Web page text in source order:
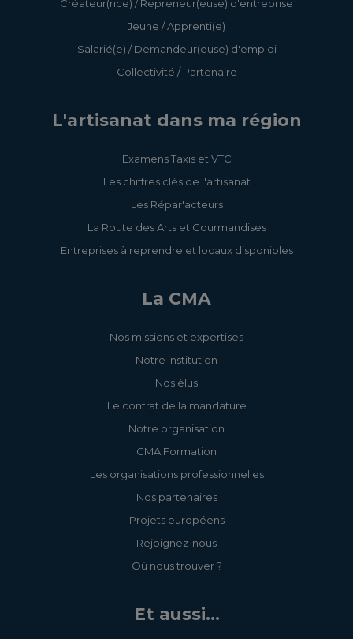
Créateur(rice) / Repreneur(euse) d'entreprise
Jeune / Apprenti(e)
Salarié(e) / Demandeur(euse) d'emploi
Collectivité / Partenaire
L'artisanat dans ma région
Examens Taxis et VTC
Les chiffres clés de l'artisanat
Les Répar'acteurs
La Route des Arts et Gourmandises
Entreprises à reprendre et locaux disponibles
La CMA
Nos missions et expertises
Notre institution
Nos élus
Le contrat de la mandature
Notre organisation
CMA Formation
Les organisations professionnelles
Nos partenaires
Projets européens
Rejoignez-nous
Où nous trouver ?
Et aussi...